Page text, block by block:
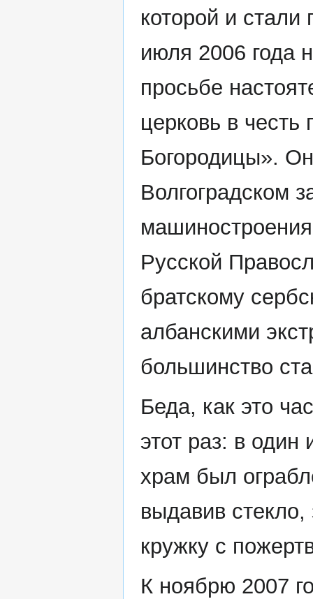
которой и
июля 2006 года
просьбе
церковь в честь
Богородицы».
Волгоградском
Русской
братскому
албанскими
большинство
Беда, как это
этот раз: в один
храм был
выдавив стекло,
кружку с
К ноябрю 2007